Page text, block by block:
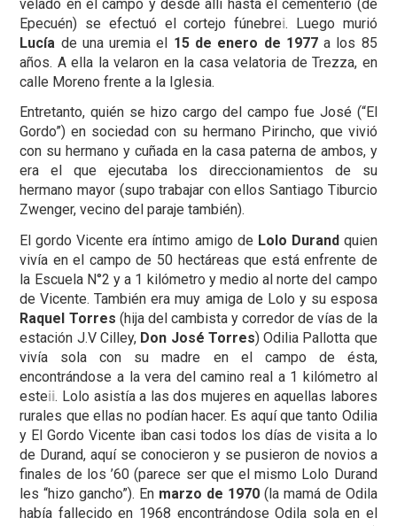
velado en el campo y desde allí hasta el cementerio (de
Epecuén) se efectuó el cortejo fúnebrei. Luego murió
Lucía de una uremia el 15 de enero de 1977a los 85
años. A ella la velaron en la casa velatoria de Trezza, en
calle Moreno frente a la Iglesia.
Entretanto, quién se hizo cargo del campo fue José (“El
Gordo”) en sociedad con su hermano Pirincho, que vivió
con su hermano y cuñada en la casa paterna de ambos, y
era el que ejecutaba los direccionamientos de su
hermano mayor (supo trabajar con ellos Santiago Tiburcio
Zwenger, vecino del paraje también).
El gordo Vicente era íntimo amigo de Lolo Durand quien
vivía en el campo de 50 hectáreas que está enfrente de
la Escuela N°2 y a 1 kilómetro y medio al norte del campo
de Vicente. También era muy amiga de Lolo y su esposa
Raquel Torres (hija del cambista y corredor de vías de la
estación J.V Cilley, Don José Torres) Odilia Pallotta que
vivía sola con su madre en el campo de ésta,
encontrándose a la vera del camino real a 1 kilómetro al
esteii. Lolo asistía a las dos mujeres en aquellas labores
rurales que ellas no podían hacer. Es aquí que tanto Odilia
y El Gordo Vicente iban casi todos los días de visita a lo
de Durand, aquí se conocieron y se pusieron de novios a
finales de los ’60 (parece ser que el mismo Lolo Durand
les “hizo gancho”). En marzo de 1970(la mamá de Odila
había fallecido en 1968 encontrándose Odila sola en el